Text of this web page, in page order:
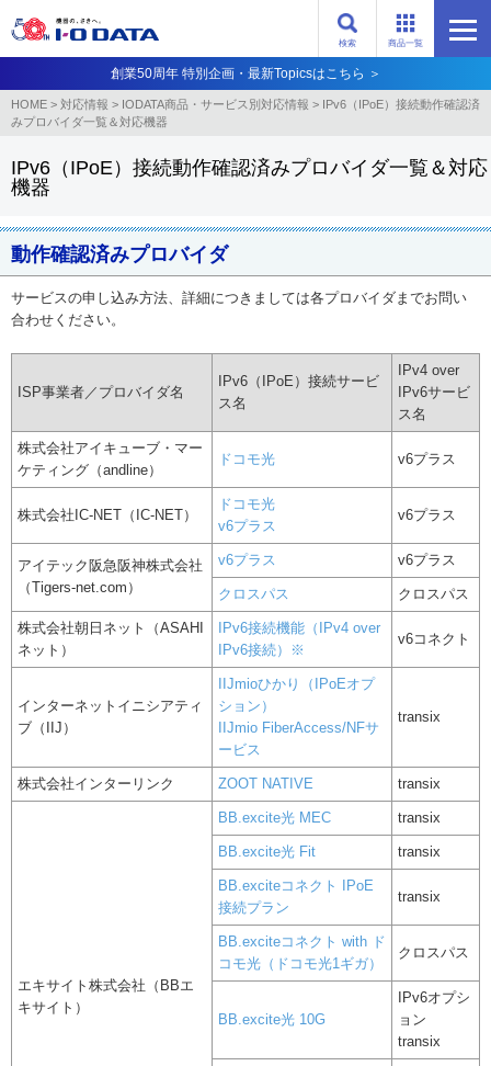
商品一覧
検索
創業50周年 特別企画・最新Topicsはこちら ＞
HOME > 対応情報 > IODATA商品・サービス別対応情報 > IPv6（IPoE）接続動作確認済
みプロバイダ一覧＆対応機器
IPv6（IPoE）接続動作確認済みプロバイダ一覧＆対応
機器
動作確認済みプロバイダ
サービスの申し込み方法、詳細につきましては各プロバイダまでお問い
合わせください。
ISP事業者／プロバイダ名
IPv6（IPoE）接続サービ
ス名
IPv4 over
IPv6サービ
ス名
株式会社アイキューブ・マー
ケティング（andline）
ドコモ光 v6プラス
株式会社IC-NET（IC-NET）
ドコモ光
v6プラス
v6プラス
アイテック阪急阪神株式会社
（Tigers-net.com）
v6プラス v6プラス
クロスパス クロスパス
株式会社朝日ネット（ASAHI
ネット）
IPv6接続機能（IPv4 over
IPv6接続）※
v6コネクト
インターネットイニシアティ
ブ（IIJ）
IIJmioひかり（IPoEオプ
ション）
IIJmio FiberAccess/NFサ
ービス
transix
株式会社インターリンク ZOOT NATIVE transix
エキサイト株式会社（BBエ
キサイト）
BB.excite光 MEC transix
BB.excite光 Fit transix
BB.exciteコネクト IPoE
接続プラン
transix
BB.exciteコネクト with ド
コモ光（ドコモ光1ギガ）
クロスパス
BB.excite光 10G
IPv6オプシ
ョン
transix